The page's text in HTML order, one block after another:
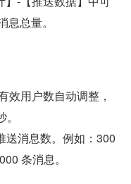
总量。
效用户数自动调整，
送消息数。例如：300
条消息。